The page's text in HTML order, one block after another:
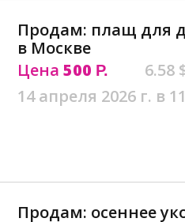
Продам: плащ для
в Москве
Цена 500 Р.
6.58
14 апреля 2026 г. в
Продам: осеннее